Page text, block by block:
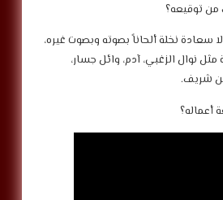
من توقيعه؟
سعادة نخلة ألحاناً بصوته وبصوت غيره،
نوال الزغبي، آدم، وائل جسار،
شريف.